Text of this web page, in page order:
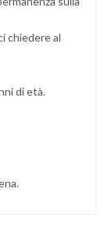
chiedere al
di età.